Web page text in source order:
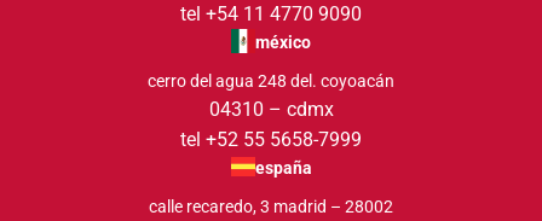
tel +54 11 4770 9090
méxico
cerro del agua 248 del. coyoacán
04310 – cdmx
tel +52 55 5658-7999
españa
calle recaredo, 3 madrid – 28002